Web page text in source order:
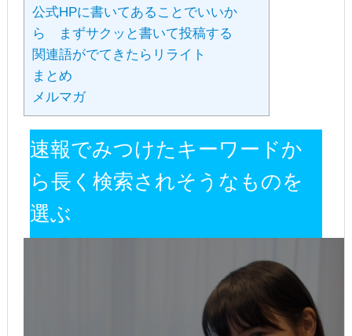
公式HPに書いてあることでいいか
ら まずサクッと書いて投稿する
関連語がでてきたらリライト
まとめ
メルマガ
速報でみつけたキーワードか
ら長く検索されそうなものを
選ぶ